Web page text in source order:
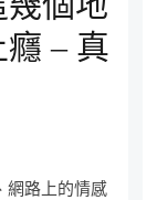
– 真
網路上的情感